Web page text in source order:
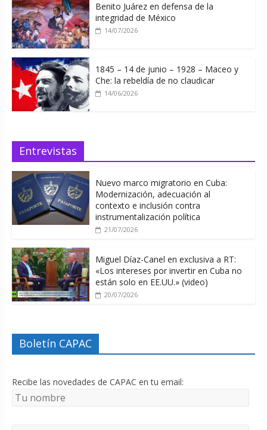
Benito Juárez en defensa de la
integridad de México
14/07/2026
1845 – 14 de junio – 1928 – Maceo y
Che: la rebeldía de no claudicar
14/06/2026
Entrevistas
Nuevo marco migratorio en Cuba:
Modernización, adecuación al
contexto e inclusión contra
instrumentalización política
21/07/2026
Miguel Díaz-Canel en exclusiva a RT:
«Los intereses por invertir en Cuba no
están solo en EE.UU.» (video)
20/07/2026
Boletín CAPAC
Recibe las novedades de CAPAC en tu email: